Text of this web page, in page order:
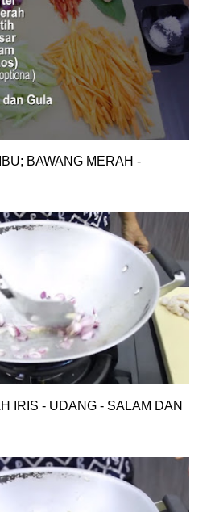
BAWANG MERAH -
IRIS - UDANG - SALAM DAN